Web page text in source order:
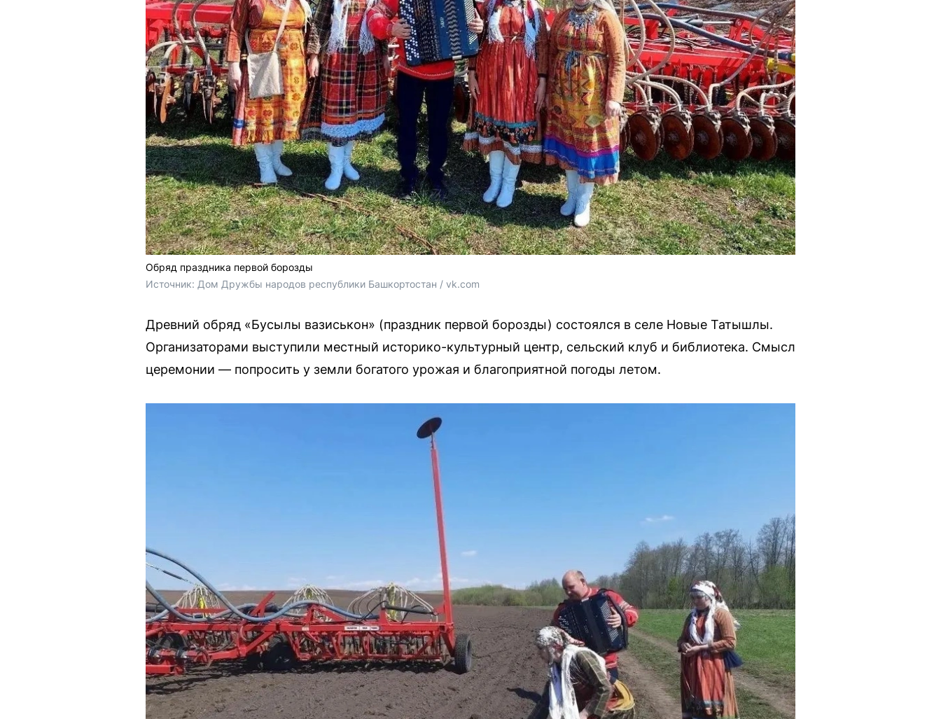
Обряд праздника первой борозды
Источник: Дом Дружбы народов республики Башкортостан / vk.com
Древний обряд «Бусылы вазиськон» (праздник первой борозды) состоялся в селе Новые Татышлы.
Организаторами выступили местный историко-культурный центр, сельский клуб и библиотека. Смысл
церемонии — попросить у земли богатого урожая и благоприятной погоды летом.